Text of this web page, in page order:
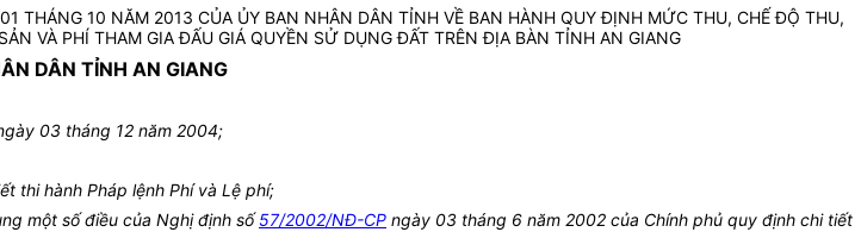
THÁNG 10 NĂM 2013 CỦA ỦY BAN NHÂN DÂN TỈNH VỀ BAN HÀNH QUY ĐỊNH MỨC THU, CHẾ ĐỘ THU,
VÀ PHÍ THAM GIA ĐẤU GIÁ QUYỀN SỬ DỤNG ĐẤT TRÊN ĐỊA BÀN TỈNH AN GIANG
DÂN TỈNH AN GIANG
03 tháng 12 năm 2004;
thi hành Pháp lệnh Phí và Lệ phí;
một số điều của Nghị định số57/2002/NĐ-CP ngày 03 tháng 6 năm 2002 của Chính phủ quy định chi tiết